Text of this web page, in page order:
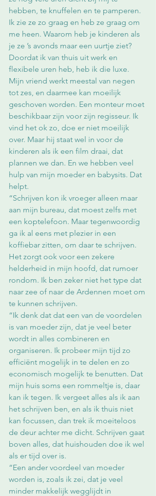
hebben, te knuffelen en te pamperen.
Ik zie ze zo graag en heb ze graag om
me heen. Waarom heb je kinderen als
je ze ’s avonds maar een uurtje ziet?
Doordat ik van thuis uit werk en
flexibele uren heb, heb ik die luxe.
Mijn vriend werkt meestal van negen
tot zes, en daarmee kan moeilijk
geschoven worden. Een monteur moet
beschikbaar zijn voor zijn regisseur. Ik
vind het ok zo, doe er niet moeilijk
over. Maar hij staat wel in voor de
kinderen als ik een film draai, dat
plannen we dan. En we hebben veel
hulp van mijn moeder en babysits. Dat
helpt.
“Schrijven kon ik vroeger alleen maar
aan mijn bureau, dat moest zelfs met
een koptelefoon. Maar tegenwoordig
ga ik al eens met plezier in een
koffiebar zitten, om daar te schrijven.
Het zorgt ook voor een zekere
helderheid in mijn hoofd, dat rumoer
rondom. Ik ben zeker niet het type dat
naar zee of naar de Ardennen moet om
te kunnen schrijven.
“Ik denk dat dat een van de voordelen
is van moeder zijn, dat je veel beter
wordt in alles combineren en
organiseren. Ik probeer mijn tijd zo
efficiënt mogelijk in te delen en zo
economisch mogelijk te benutten. Dat
mijn huis soms een rommeltje is, daar
kan ik tegen. Ik vergeet alles als ik aan
het schrijven ben, en als ik thuis niet
kan focussen, dan trek ik moeiteloos
de deur achter me dicht. Schrijven gaat
boven alles, dat huishouden doe ik wel
als er tijd over is.
“Een ander voordeel van moeder
worden is, zoals ik zei, dat je veel
minder makkelijk wegglijdt in